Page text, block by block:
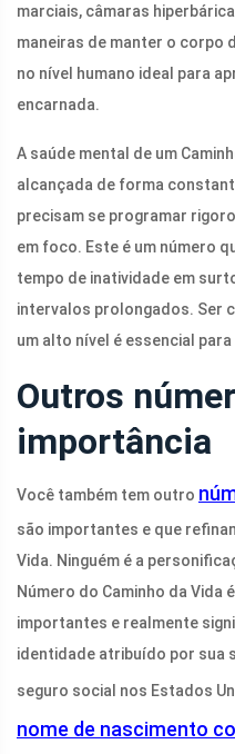
marciais, câmaras
maneiras de manter o corpo
no nível humano ideal para
encarnada.
A saúde mental de um
alcançada de forma
precisam se programar
em foco. Este é um número
tempo de inatividade em
intervalos prolongados. Ser
um alto nível é essencial
Outros
importância
Você também tem outro
são importantes e que
Vida. Ninguém é a
Número do Caminho da Vida
importantes e realmente
identidade atribuído por sua
seguro social nos Estados
nome de nascimento